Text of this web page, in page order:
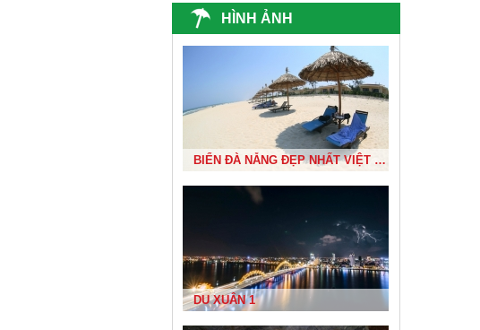
ĐỀN BÀ TRIỆU
NHÀ RÔNG TÂY NGUYÊN
HÌNH ẢNH
ĐỘNG THIÊN ĐƯỜNG
BIỂN ĐÀ NẴNG ĐẸP NHẤT VIỆT NAM
DU XUÂN 1